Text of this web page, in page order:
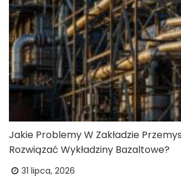
Jakie Problemy W Zakładzie
Rozwiązać Wykładziny Bazaltowe?
31 lipca, 2026